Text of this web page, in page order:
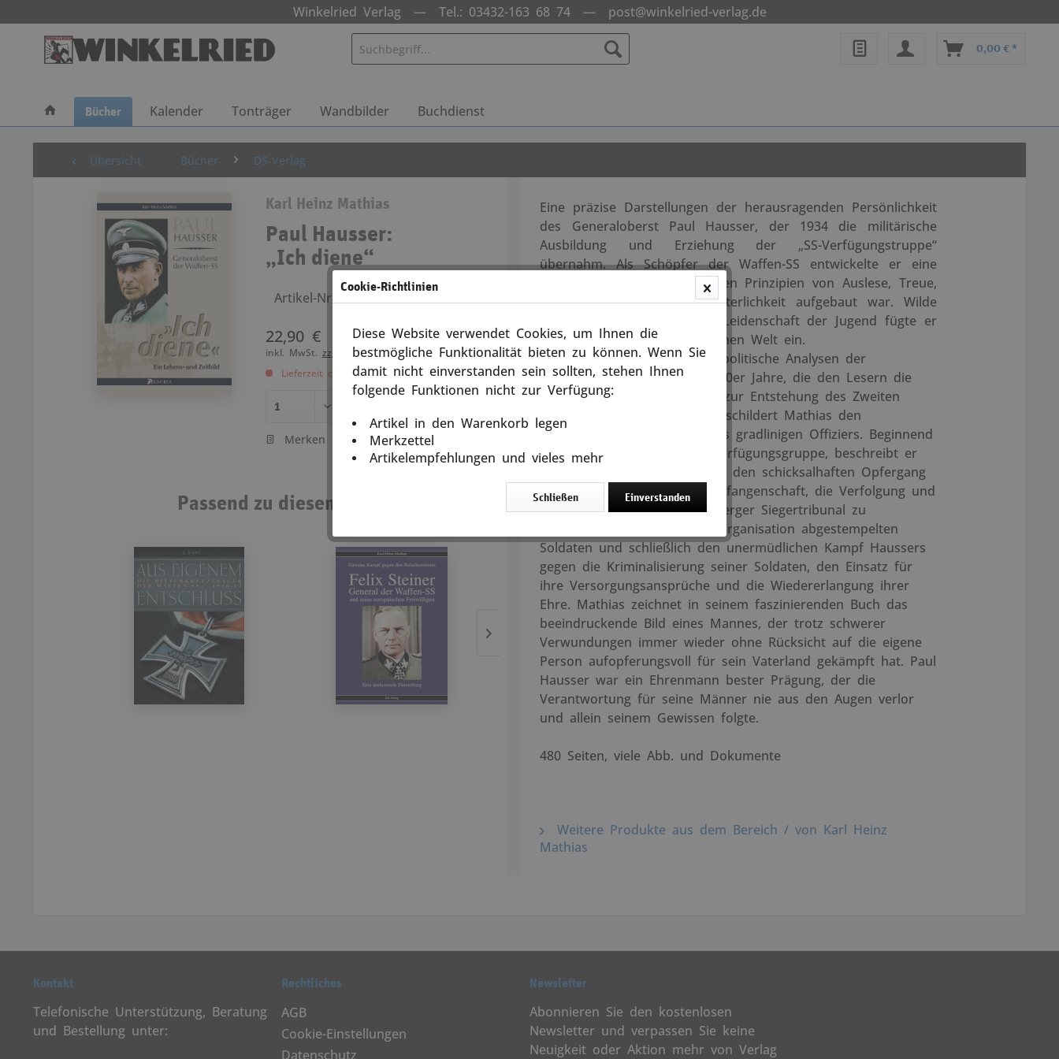
Winkelried Verlag — Tel.: 03432-163 68 74 — post@winkelried-verlag.de
0,00 € *
Bücher Kalender Tonträger Wandbilder Buchdienst
Übersicht Bücher DS-Verlag
Karl Heinz Mathias
Paul Hausser:
„Ich diene“
Artikel-Nr.: 10007
22,90 €
inkl. MwSt. zzgl. Versandkosten
Lieferzeit ca. 5 Tage
Merken
Passend zu diesem Artikel
Eine präzise Darstellungen der herausragenden Persönlichkeit
des Generaloberst Paul Hausser, der 1934 die militärische
Ausbildung und Erziehung der „SS-Verfügungstruppe“
übernahm. Als Schöpfer der Waffen-SS entwickelte er eine
soldatische Lehre, die auf den Prinzipien von Auslese, Treue,
Gehorsam, Anstand und Ritterlichkeit aufgebaut war. Wilde
Kühnheit und revolutionäre Leidenschaft der Jugend fügte er
in die Ordnung der soldatischen Welt ein.
Eingebettet in umfangreiche politische Analysen der
Geschehnisse der 30er und 40er Jahre, die den Lesern die
weltpolitischen Hintergründe zur Entstehung des Zweiten
Weltkrieges aufzeigen sollen, schildert Mathias den
militärischen Werdegang eines gradlinigen Offiziers. Beginnend
mit der Entstehung der SS-Verfügungsgruppe, beschreibt er
ihre unzähligen Fronteinsätze, den schicksalhaften Opfergang
der Waffen-SS in die Kriegsgefangenschaft, die Verfolgung und
Diffamierung der vom Nürnberger Siegertribunal zu
Mitgliedern einer Verbrecherorganisation abgestempelten
Soldaten und schließlich den unermüdlichen Kampf Haussers
gegen die Kriminalisierung seiner Soldaten, den Einsatz für
ihre Versorgungsansprüche und die Wiedererlangung ihrer
Ehre. Mathias zeichnet in seinem faszinierenden Buch das
beeindruckende Bild eines Mannes, der trotz schwerer
Verwundungen immer wieder ohne Rücksicht auf die eigene
Person aufopferungsvoll für sein Vaterland gekämpft hat. Paul
Hausser war ein Ehrenmann bester Prägung, der die
Verantwortung für seine Männer nie aus den Augen verlor
und allein seinem Gewissen folgte.
480 Seiten, viele Abb. und Dokumente
Weitere Produkte aus dem Bereich / von Karl Heinz
Mathias
Kontakt
Telefonische Unterstützung, Beratung
und Bestellung unter:
Rechtliches
AGB
Cookie-Einstellungen
Datenschutz
Newsletter
Abonnieren Sie den kostenlosen
Newsletter und verpassen Sie keine
Neuigkeit oder Aktion mehr von Verlag
Cookie-Richtlinien
Diese Website verwendet Cookies, um Ihnen die
bestmögliche Funktionalität bieten zu können. Wenn Sie
damit nicht einverstanden sein sollten, stehen Ihnen
folgende Funktionen nicht zur Verfügung:
Artikel in den Warenkorb legen
Merkzettel
Artikelempfehlungen und vieles mehr
Einverstanden
Schließen